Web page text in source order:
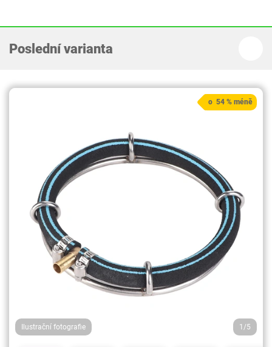
Poslední varianta
Ilustrační fotografie 1/5
o 54 % méně